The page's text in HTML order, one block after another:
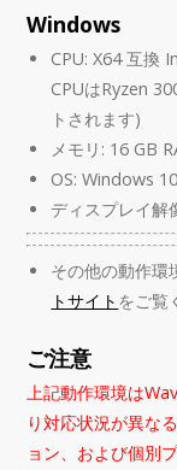
Windows
CPU: X64 互換
CPUはRyzen
トされます)
メモリ: 16 GB
OS: Windows
ディスプレイ解
その他の動作環
トサイト をご覧
ご注意
上記動作環境は
り対応状況が異な
ョン、および個別